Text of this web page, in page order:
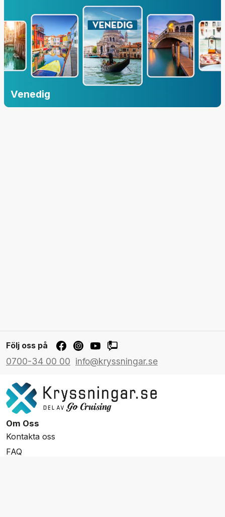
Venedig
Följ oss på
0700-34 00 00 info@kryssningar.se
Om Oss
Kontakta oss
FAQ